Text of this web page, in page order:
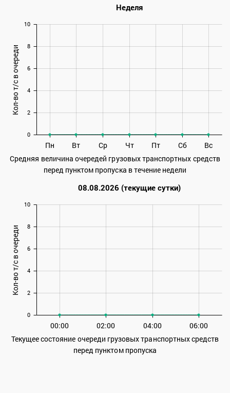
Неделя
Пн Вт Ср Чт Пт Сб Вс
0
2
4
6
8
10
Кол-во т/с в очереди
Средняя величина очередей грузовых транспортных средств
перед пунктом пропуска в течение недели
08.08.2026 (текущие сутки)
00:00 02:00 04:00 06:00
0
2
4
6
8
10
Кол-во т/с в очереди
Текущее состояние очереди грузовых транспортных средств
перед пунктом пропуска